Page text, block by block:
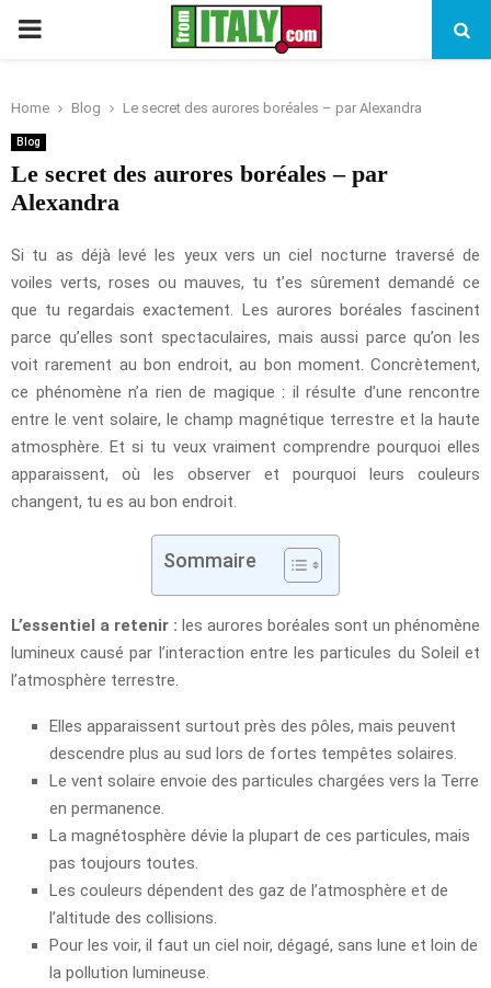
PRIMARY
Home Blog Le secret des aurores boréales – par Alexandra
Blog
Le secret des aurores boréales – par
Alexandra
Si tu as déjà levé les yeux vers un ciel nocturne traversé de
voiles verts, roses ou mauves, tu t’es sûrement demandé ce
que tu regardais exactement. Les aurores boréales fascinent
parce qu’elles sont spectaculaires, mais aussi parce qu’on les
voit rarement au bon endroit, au bon moment. Concrètement,
ce phénomène n’a rien de magique : il résulte d’une rencontre
entre le vent solaire, le champ magnétique terrestre et la haute
atmosphère. Et si tu veux vraiment comprendre pourquoi elles
apparaissent, où les observer et pourquoi leurs couleurs
changent, tu es au bon endroit.
Sommaire
L’essentiel a retenir : les aurores boréales sont un phénomène
lumineux causé par l’interaction entre les particules du Soleil et
l’atmosphère terrestre.
Elles apparaissent surtout près des pôles, mais peuvent
descendre plus au sud lors de fortes tempêtes solaires.
Le vent solaire envoie des particules chargées vers la Terre
en permanence.
La magnétosphère dévie la plupart de ces particules, mais
pas toujours toutes.
Les couleurs dépendent des gaz de l’atmosphère et de
l’altitude des collisions.
Pour les voir, il faut un ciel noir, dégagé, sans lune et loin de
la pollution lumineuse.